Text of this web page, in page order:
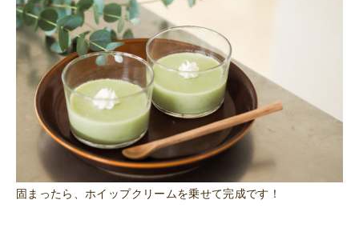
固まったら、ホイップクリームを乗せて完成です！